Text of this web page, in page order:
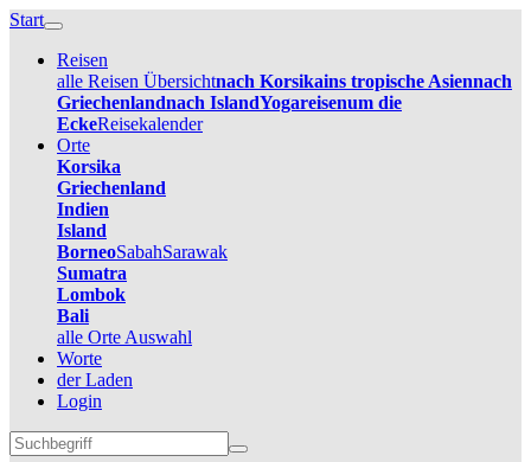
Start
Reisen
alle Reisen Übersichtnach Korsikains tropische Asiennach
Griechenlandnach IslandYogareisenum die
EckeReisekalender
Orte
Korsika
Griechenland
Indien
Island
BorneoSabahSarawak
Sumatra
Lombok
Bali
alle Orte Auswahl
Worte
der Laden
Login